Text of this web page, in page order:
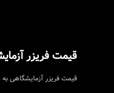
قیمت فریزر
قیمت فریزر آزمایشگاهی